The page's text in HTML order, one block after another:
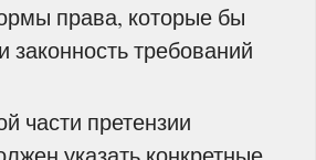
права, которые бы
законность требований
части претензии